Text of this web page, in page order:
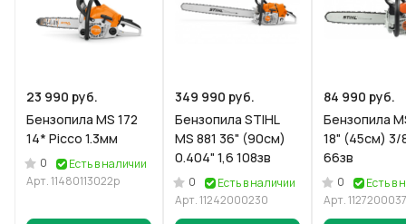
23 990 руб.
Бензопила MS 172
14* Picco 1.3мм
0
Есть в наличии
Арт.11480113022р
349 990 руб.
Бензопила STIHL
MS 881 36" (90см)
0.404" 1,6 108зв
0
Есть в наличии
Арт.11242000230
84 990 руб.
Бензопила
18" (45см) 3/
66зв
0
Есть в
Арт.